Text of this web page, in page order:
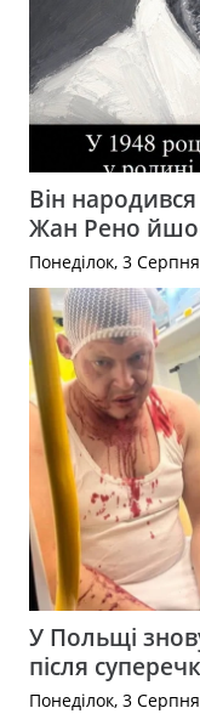
Він
Жан Рено
Понеділок, 3
У Польщі
після
Понеділок, 3